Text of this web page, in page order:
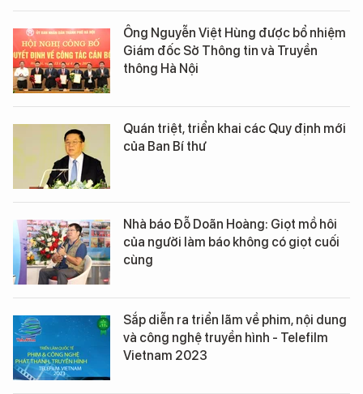
Ông Nguyễn Việt Hùng được bổ nhiệm
Giám đốc Sở Thông tin và Truyền
thông Hà Nội
Quán triệt, triển khai các Quy định mới
của Ban Bí thư
Nhà báo Đỗ Doãn Hoàng: Giọt mồ hôi
của người làm báo không có giọt cuối
cùng
Sắp diễn ra triển lãm về phim, nội dung
và công nghệ truyền hình - Telefilm
Vietnam 2023